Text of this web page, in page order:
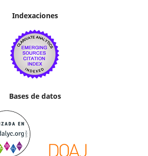
Indexaciones
Bases de datos